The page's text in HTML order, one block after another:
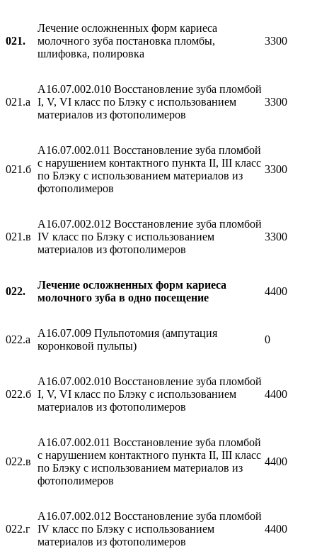
021.
Лечение осложненных форм кариеса
молочного зуба постановка пломбы,
шлифовка, полировка
3300
021.а
A16.07.002.010 Восстановление зуба пломбой
I, V, VI класс по Блэку с использованием
материалов из фотополимеров
3300
021.б
A16.07.002.011 Восстановление зуба пломбой
с нарушением контактного пункта II, III класс
по Блэку с использованием материалов из
фотополимеров
3300
021.в
A16.07.002.012 Восстановление зуба пломбой
IV класс по Блэку с использованием
материалов из фотополимеров
3300
022.
Лечение осложненных форм кариеса
молочного зуба в одно посещение
4400
022.а
A16.07.009 Пульпотомия (ампутация
коронковой пульпы)
0
022.б
A16.07.002.010 Восстановление зуба пломбой
I, V, VI класс по Блэку с использованием
материалов из фотополимеров
4400
022.в
A16.07.002.011 Восстановление зуба пломбой
с нарушением контактного пункта II, III класс
по Блэку с использованием материалов из
фотополимеров
4400
022.г
A16.07.002.012 Восстановление зуба пломбой
IV класс по Блэку с использованием
материалов из фотополимеров
4400